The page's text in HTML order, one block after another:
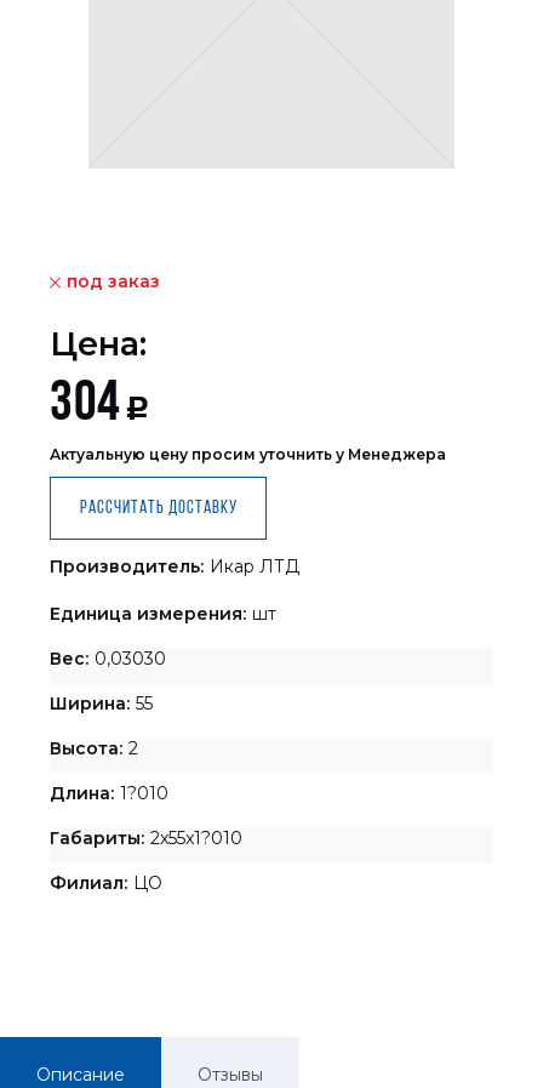
под заказ
Цена:
304 Р
Актуальную цену просим уточнить у Менеджера
Рассчитать доставку
Производитель: Икар ЛТД
Единица измерения: шт
Вес: 0,03030
Ширина: 55
Высота: 2
Длина: 1?010
Габариты: 2x55x1?010
Филиал: ЦО
Описание Отзывы